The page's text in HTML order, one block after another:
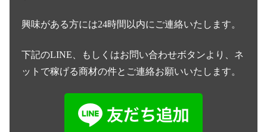
興味がある方には24時間以内にご連絡いたします。
下記のLINE、もしくはお問い合わせボタンより、ネ
ットで稼げる商材の件とご連絡お願いいたします。